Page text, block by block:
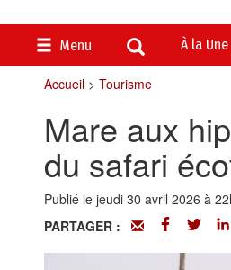
Menu À la Une
Accueil> Tourisme
Mare aux
du safari
Publié le jeudi 30 avril 2026 à
PARTAGER :